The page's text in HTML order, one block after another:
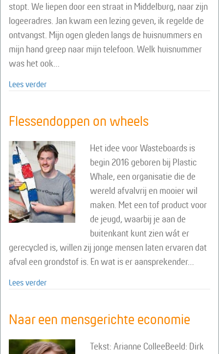
stopt. We liepen door een straat in Middelburg, naar zijn
logeeradres. Jan kwam een lezing geven, ik regelde de
ontvangst. Mijn ogen gleden langs de huisnummers en
mijn hand greep naar mijn telefoon. Welk huisnummer
was het ook…
Lees verder
Flessendoppen on wheels
Het idee voor Wasteboards is
begin 2016 geboren bij Plastic
Whale, een organisatie die de
wereld afvalvrij en mooier wil
maken. Met een tof product voor
de jeugd, waarbij je aan de
buitenkant kunt zien wát er
gerecycled is, willen zij jonge mensen laten ervaren dat
afval een grondstof is. En wat is er aansprekender…
Lees verder
Naar een mensgerichte economie
Tekst: Arianne ColleeBeeld: Dirk